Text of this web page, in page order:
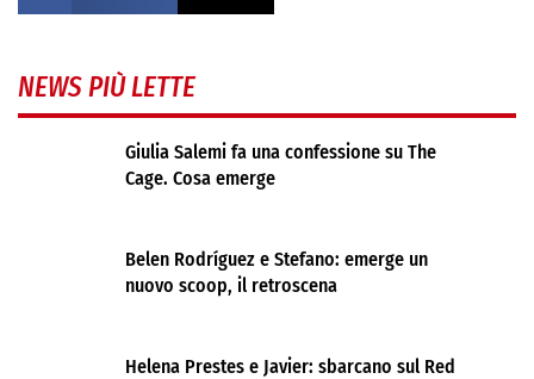
NEWS PIÙ LETTE
Giulia Salemi fa una confessione su The
Cage. Cosa emerge
Belen Rodríguez e Stefano: emerge un
nuovo scoop, il retroscena
Helena Prestes e Javier: sbarcano sul Red